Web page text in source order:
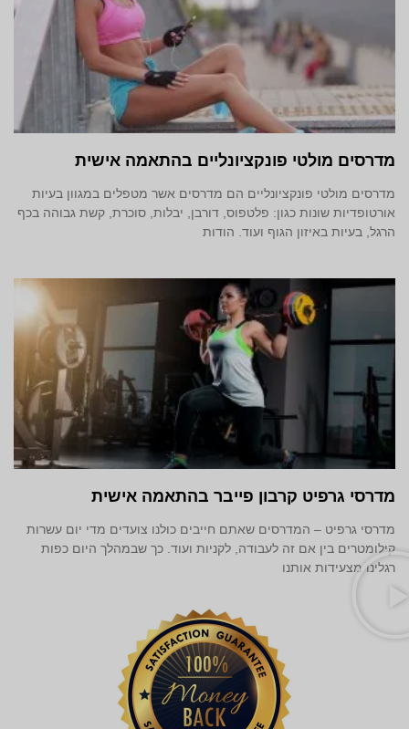
מדרסים מולטי פונקציונליים בהתאמה אישית
מדרסים מולטי פונקציונליים הם מדרסים אשר מטפלים במגוון בעיות
אורטופדיות שונות כגון: פלטפוס, דורבן, יבלות, סוכרת, קשת גבוהה בכף
הרגל, בעיות באיזון הגוף ועוד. הודות
מדרסי גרפיט קרבון פייבר בהתאמה אישית
מדרסי גרפיט – המדרסים שאתם חייבים כולנו צועדים מדי יום עשרות
קילומטרים בין אם זה לעבודה, לקניות ועוד. כך שבמהלך היום כפות
רגלינו מצעידות אותנו